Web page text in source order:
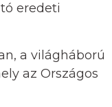
eredeti
a világháború
az Országos